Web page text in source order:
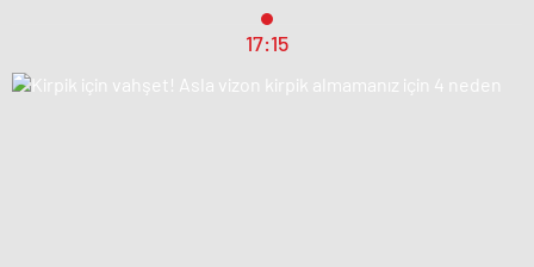
17:15